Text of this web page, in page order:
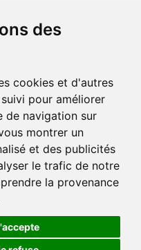
des
cookies et d'autres
pour améliorer
de navigation sur
montrer un
et des publicités
le trafic de notre
la provenance
n'est en aucun cas lié de
Disney Company, Pixar,
associés. Toute demande
ignorée. Merci de votre